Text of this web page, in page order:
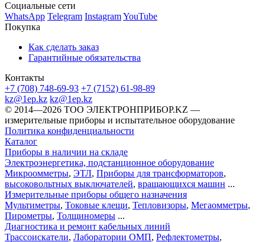
Социальные сети
WhatsApp Telegram InstagramYouTube
Покупка
Как сделать заказ
Гарантийные обязательства
Контакты
+7 (708) 748-69-93 +7 (7152) 61-98-89
kz@1ep.kz kz@1ep.kz
©️ 2014—2026 ТОО ЭЛЕКТРОНПРИБОР.KZ —
измерительные приборы и испытательное оборудование
Политика конфиденциальности
Каталог
Приборы в наличии на складе
Электроэнергетика, подстанционное оборудование
Микроомметры, ЭТЛ, Приборы для трансформаторов,
высоковольтных выключателей, вращающихся машин ...
Измерительные приборы общего назначения
Мультиметры, Токовые клещи, Тепловизоры, Мегаомметры,
Пирометры, Толщиномеры ...
Диагностика и ремонт кабельных линий
Трассоискатели, Лаборатории ОМП, Рефлектометры,